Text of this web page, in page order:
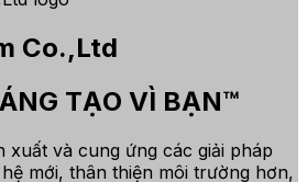
Co.,Ltd
TẠO VÌ BẠN™
xuất và cung ứng các giải pháp
mới, thân thiện môi trường hơn,